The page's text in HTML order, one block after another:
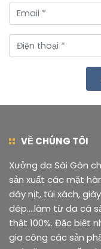
VỀ CHÚNG TÔI
Xưởng da Sài Gòn
sản xuất các mặt
dây nịt, túi xách, giày
dép....làm từ da cá
thật 100%. Đặc biệt
gia công các sản